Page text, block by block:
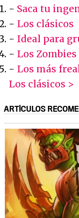
- Saca tu
- Los clásicos
- Ideal para
- Los Zombies
- Los más
Los clásicos >
ARTÍCULOS